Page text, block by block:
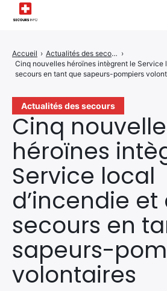
Actualités des secours
Cinq
héroïnes
Service local
d’incendie et
secours en
sapeurs-
volontaires
Accueil › Actualités des secours ›
Cinq nouvelles héroïnes intègrent le Service
secours en tant que sapeurs-pompiers
Infos & Conseils
Actualités des Secours
Santé & Bien-être
A propos de Nous
Contactez-nous
Politique de Confidentialité